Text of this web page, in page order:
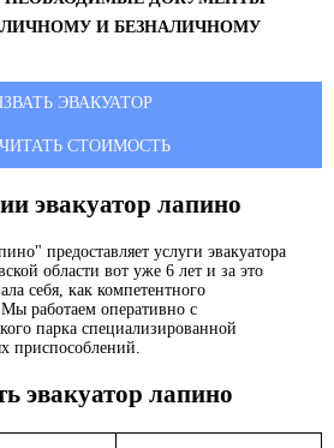
И БЕЗНАЛИЧНОМУ
ЭВАКУАТОР
СТОИМОСТЬ
эвакуатор лапино
предоставляет услуги эвакуатора
области вот уже 6 лет и за это
себя, как компетентного
работаем оперативно с
парка специализированной
приспособлений.
эвакуатор лапино